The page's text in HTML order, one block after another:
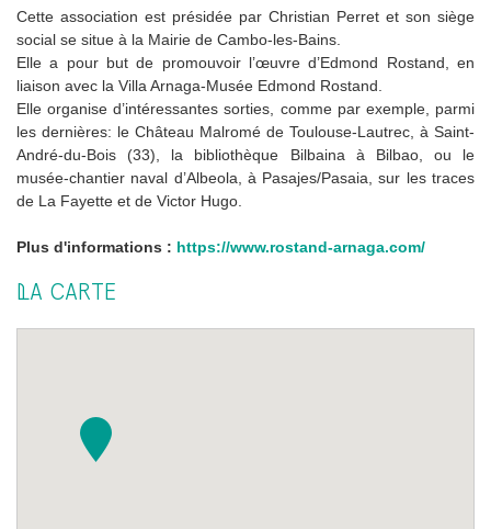
Cette association est présidée par Christian Perret et son siège
social se situe à la Mairie de Cambo-les-Bains.
Elle a pour but de promouvoir l’œuvre d’Edmond Rostand, en
liaison avec la Villa Arnaga-Musée Edmond Rostand.
Elle organise d’intéressantes sorties, comme par exemple, parmi
les dernières: le Château Malromé de Toulouse-Lautrec, à Saint-
André-du-Bois (33), la bibliothèque Bilbaina à Bilbao, ou le
musée-chantier naval d’Albeola, à Pasajes/Pasaia, sur les traces
de La Fayette et de Victor Hugo.
Plus d'informations : https://www.rostand-arnaga.com/
LA CARTE